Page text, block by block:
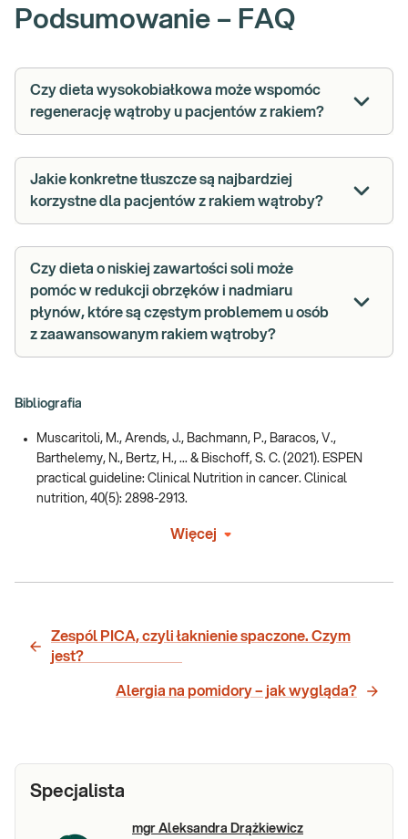
Podsumowanie – FAQ
Czy dieta wysokobiałkowa może wspomóc
regenerację wątroby u pacjentów z rakiem?
Jakie konkretne tłuszcze są najbardziej
korzystne dla pacjentów z rakiem wątroby?
Czy dieta o niskiej zawartości soli może
pomóc w redukcji obrzęków i nadmiaru
płynów, które są częstym problemem u osób
z zaawansowanym rakiem wątroby?
Bibliografia
Muscaritoli, M., Arends, J., Bachmann, P., Baracos, V.,
Barthelemy, N., Bertz, H., ... & Bischoff, S. C. (2021). ESPEN
practical guideline: Clinical Nutrition in cancer. Clinical
nutrition, 40(5): 2898-2913.
Więcej
Zespól PICA, czyli łaknienie spaczone. Czym
jest?
Alergia na pomidory – jak wygląda?
Specjalista
mgr Aleksandra Drążkiewicz